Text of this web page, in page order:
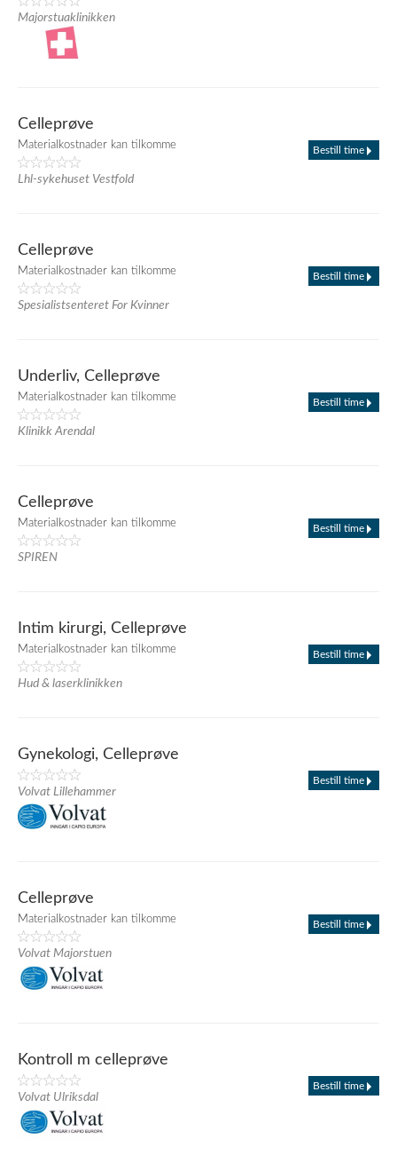
Majorstuaklinikken
Celleprøve
Materialkostnader kan tilkomme
Lhl-sykehuset Vestfold
Bestill time
Celleprøve
Materialkostnader kan tilkomme
Spesialistsenteret For Kvinner
Bestill time
Underliv, Celleprøve
Materialkostnader kan tilkomme
Klinikk Arendal
Bestill time
Celleprøve
Materialkostnader kan tilkomme
SPIREN
Bestill time
Intim kirurgi, Celleprøve
Materialkostnader kan tilkomme
Hud & laserklinikken
Bestill time
Gynekologi, Celleprøve
Volvat Lillehammer
Bestill time
Celleprøve
Materialkostnader kan tilkomme
Volvat Majorstuen
Bestill time
Kontroll m celleprøve
Volvat Ulriksdal
Bestill time